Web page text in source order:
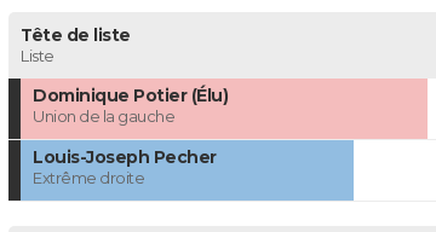
Tête de liste
Liste
Dominique Potier (Élu)
Union de la gauche
Louis-Joseph Pecher
Extrême droite